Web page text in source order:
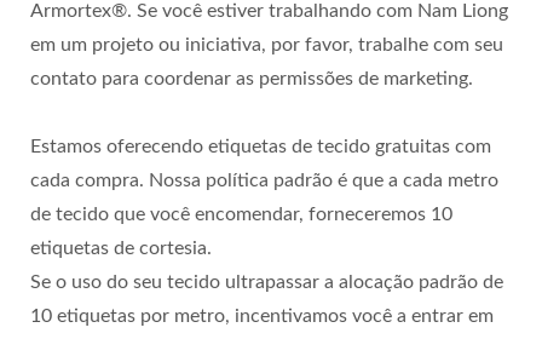
Armortex®. Se você estiver trabalhando com Nam Liong
em um projeto ou iniciativa, por favor, trabalhe com seu
contato para coordenar as permissões de marketing.
Estamos oferecendo etiquetas de tecido gratuitas com
cada compra. Nossa política padrão é que a cada metro
de tecido que você encomendar, forneceremos 10
etiquetas de cortesia.
Se o uso do seu tecido ultrapassar a alocação padrão de
10 etiquetas por metro, incentivamos você a entrar em